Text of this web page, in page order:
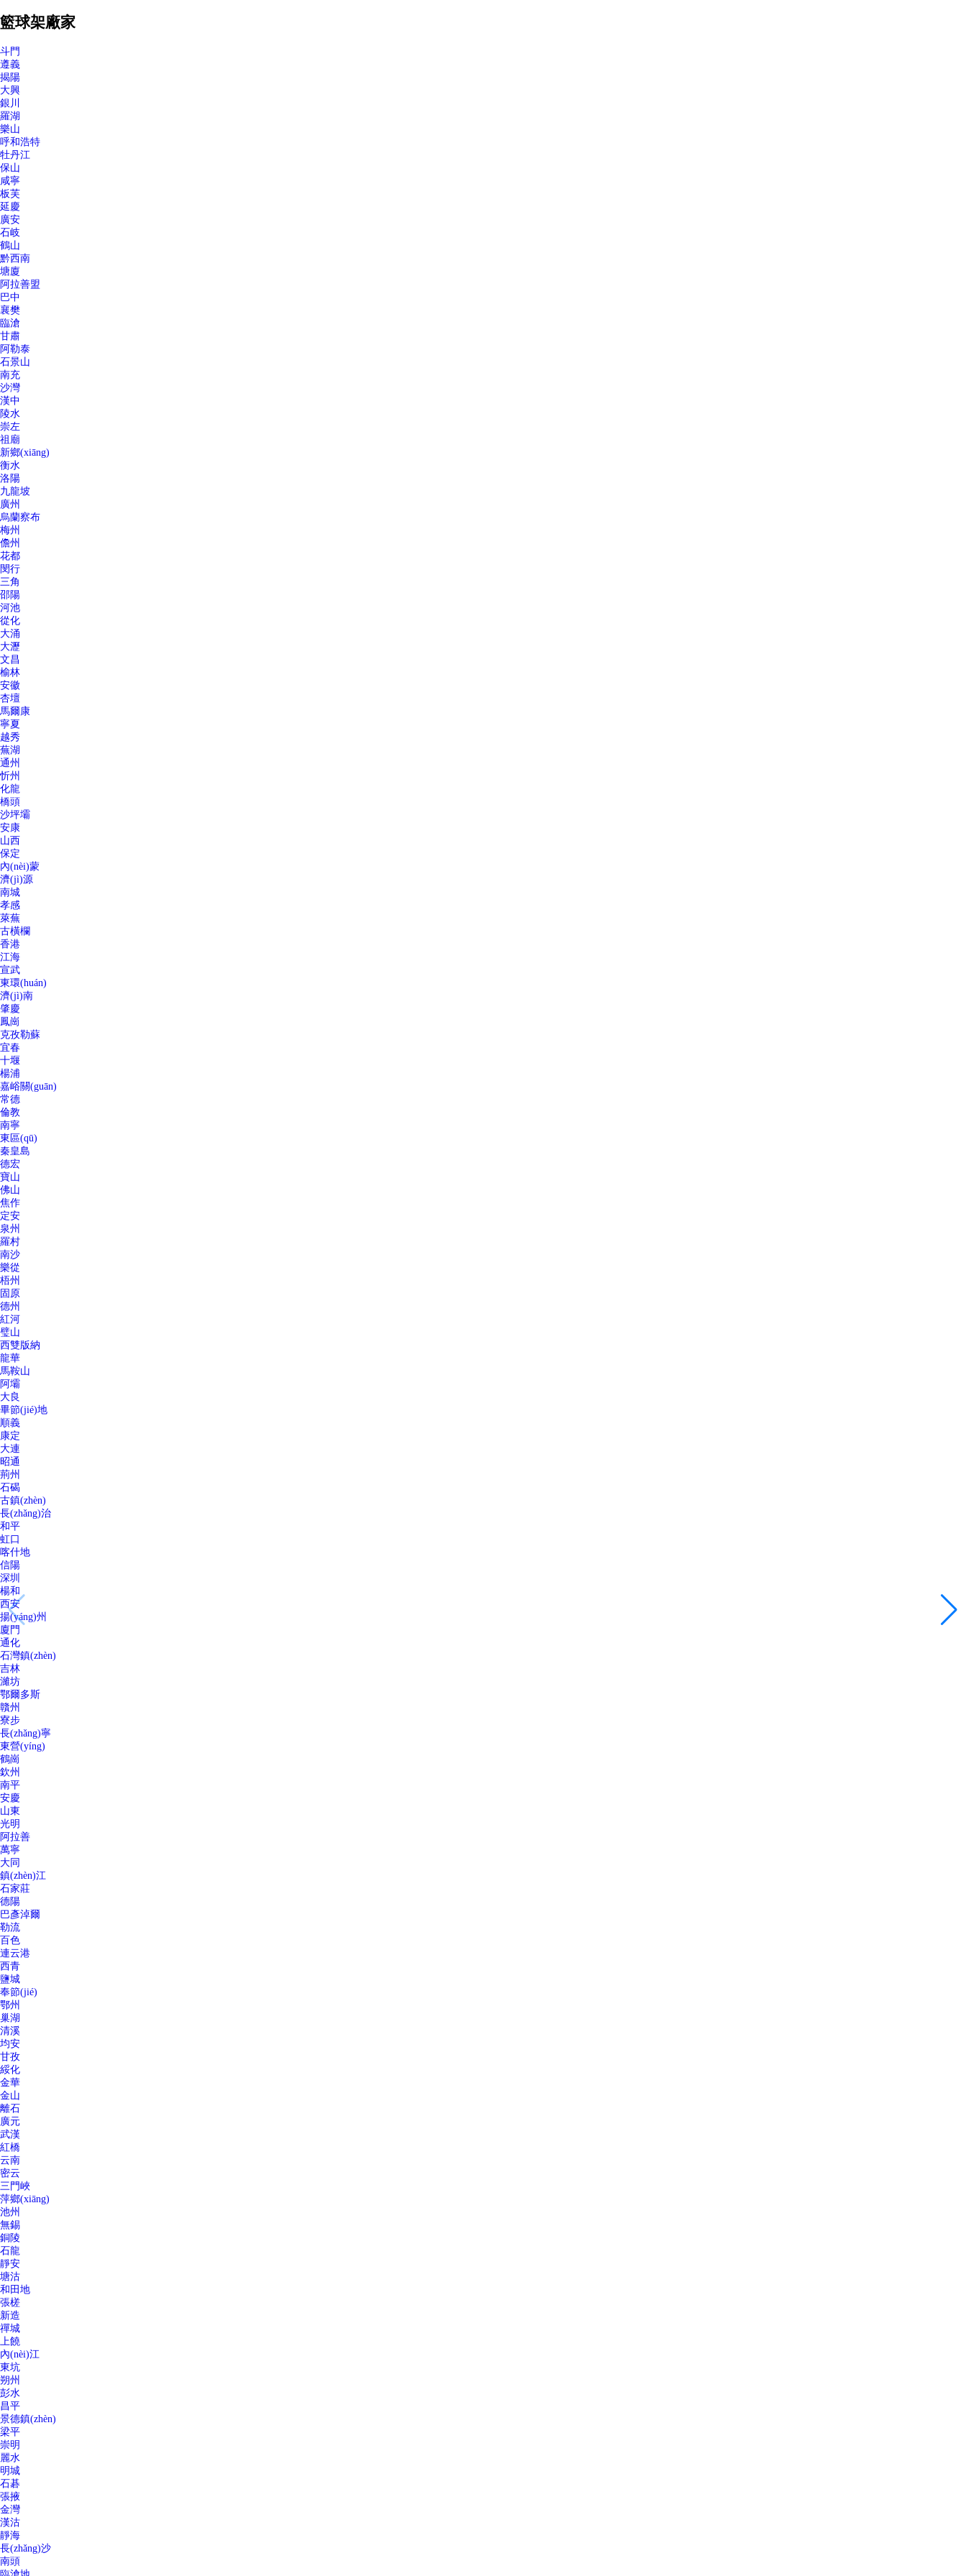
籃球架廠家
斗門
遵義
揭陽
大興
銀川
羅湖
樂山
呼和浩特
牡丹江
保山
咸寧
板芙
延慶
廣安
石岐
鶴山
黔西南
塘廈
阿拉善盟
巴中
襄樊
臨滄
甘肅
阿勒泰
石景山
南充
沙灣
漢中
陵水
崇左
祖廟
新鄉(xiāng)
衡水
洛陽
九龍坡
廣州
烏蘭察布
梅州
儋州
花都
閔行
三角
邵陽
河池
從化
大涌
大瀝
文昌
榆林
安徽
杏壇
馬爾康
寧夏
越秀
蕪湖
通州
忻州
化龍
橋頭
沙坪壩
安康
山西
保定
內(nèi)蒙
濟(jì)源
南城
孝感
萊蕪
古橫欄
香港
江海
宣武
東環(huán)
濟(jì)南
肇慶
鳳崗
克孜勒蘇
宜春
十堰
楊浦
嘉峪關(guān)
常德
倫教
南寧
東區(qū)
秦皇島
德宏
寶山
佛山
焦作
定安
泉州
羅村
南沙
樂從
梧州
固原
德州
紅河
璧山
西雙版納
龍華
馬鞍山
阿壩
大良
畢節(jié)地
順義
康定
大連
昭通
荊州
石碣
古鎮(zhèn)
長(zhǎng)治
和平
虹口
喀什地
信陽
深圳
楊和
西安
揚(yáng)州
廈門
通化
石灣鎮(zhèn)
吉林
濰坊
鄂爾多斯
贛州
寮步
長(zhǎng)寧
東營(yíng)
鶴崗
欽州
南平
安慶
山東
光明
阿拉善
萬寧
大同
鎮(zhèn)江
石家莊
德陽
巴彥淖爾
勒流
百色
連云港
西青
鹽城
奉節(jié)
鄂州
巢湖
清溪
均安
甘孜
綏化
金華
金山
離石
廣元
武漢
紅橋
云南
密云
三門峽
萍鄉(xiāng)
池州
無錫
銅陵
石龍
靜安
塘沽
和田地
張槎
新造
禪城
上饒
內(nèi)江
東坑
朔州
彭水
昌平
景德鎮(zhèn)
梁平
崇明
麗水
明城
石碁
張掖
金灣
漢沽
靜海
長(zhǎng)沙
南頭